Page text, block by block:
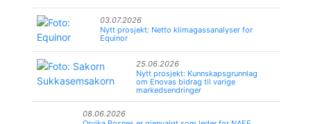
03.07.2026
Nytt prosjekt: Netto klimagassanalyser for
Equinor
25.06.2026
Nytt prosjekt: Kunnskapsgrunnlag
om Enovas bidrag til varige
markedsendringer
08.06.2026